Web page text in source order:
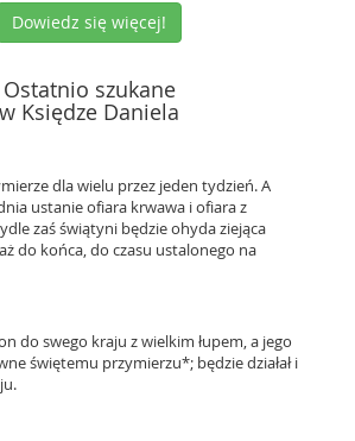
Dowiedz się więcej!
Ostatnio szukane
w Księdze Daniela
dla wielu przez jeden tydzień. A
ustanie ofiara krwawa i ofiara z
zaś świątyni będzie ohyda ziejąca
do końca, do czasu ustalonego na
do swego kraju z wielkim łupem, a jego
świętemu przymierzu*; będzie działał i